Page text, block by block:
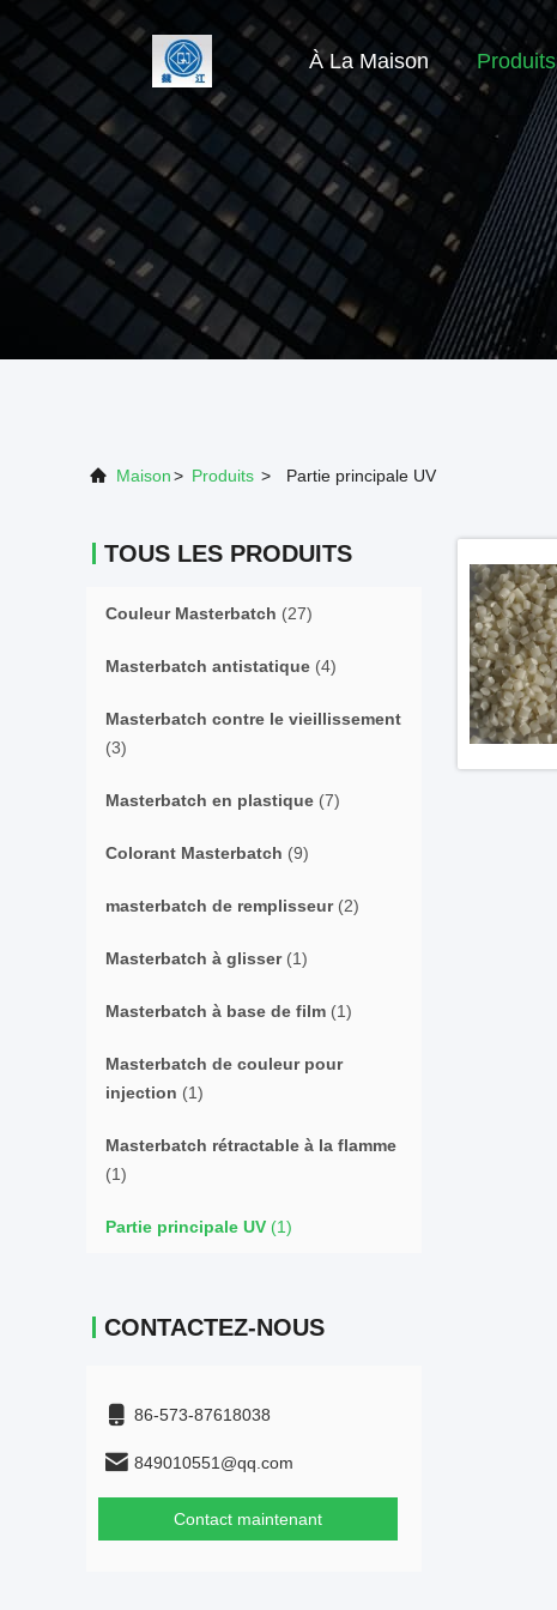
À La Maison Produits
Maison> Produits > Partie principale UV
TOUS LES PRODUITS
Couleur Masterbatch (27)
Masterbatch antistatique (4)
Masterbatch contre le vieillissement
(3)
Masterbatch en plastique (7)
Colorant Masterbatch (9)
masterbatch de remplisseur(2)
Masterbatch à glisser(1)
Masterbatch à base de film (1)
Masterbatch de couleur pour
injection (1)
Masterbatch rétractable à la flamme
(1)
Partie principale UV (1)
CONTACTEZ-NOUS
86-573-87618038
849010551@qq.com
Contact maintenant